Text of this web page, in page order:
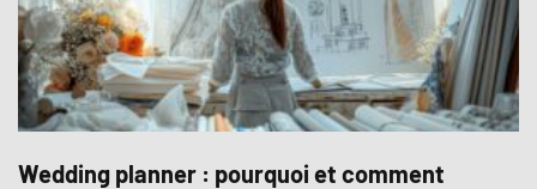
Wedding planner : pourquoi et comment